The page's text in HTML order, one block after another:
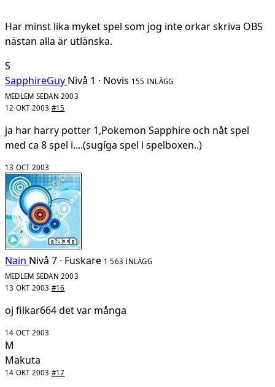
Har minst lika myket spel som jog inte orkar skriva OBS
nästan alla är utlänska.
S
SapphireGuy Nivå 1 · Novis 155 INLÄGG
MEDLEM SEDAN 2003
12 OKT 2003 #15
ja har harry potter 1,Pokemon Sapphire och nåt spel
med ca 8 spel i....(sugíga spel i spelboxen..)
13 OCT 2003
Nain Nivå 7 · Fuskare 1 563 INLÄGG
MEDLEM SEDAN 2003
13 OKT 2003 #16
oj filkar664 det var många
14 OCT 2003
M
Makuta
14 OKT 2003 #17